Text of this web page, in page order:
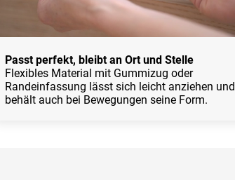
Passt perfekt, bleibt an Ort und Stelle
Flexibles Material mit Gummizug oder
Randeinfassung lässt sich leicht anziehen und
behält auch bei Bewegungen seine Form.